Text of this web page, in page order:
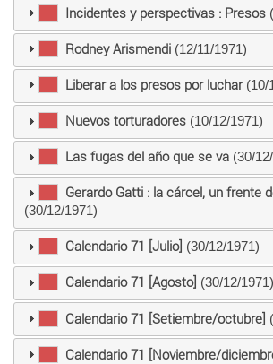
Incidentes y perspectivas : Presos
Rodney Arismendi(12/11/1971)
Liberar a los presos por luchar(10/
Nuevos torturadores(10/12/1971)
Las fugas del año que se va(30/
Gerardo Gatti : la cárcel, un frente
(30/12/1971)
Calendario 71 [Julio] (30/12/1971)
Calendario 71 [Agosto] (30/12/1971)
Calendario 71 [Setiembre/octubre]
Calendario 71 [Noviembre/